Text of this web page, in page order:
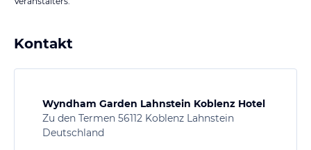
Kontakt
Wyndham Garden Lahnstein Koblenz Hotel
Zu den Termen 56112 Koblenz Lahnstein
Deutschland